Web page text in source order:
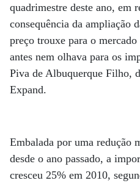
quadrimestre deste ano, em
consequência da ampliação
preço trouxe para o
antes nem olhava para os
Piva de Albuquerque Filho,
Expand.
Embalada por uma redução
desde o ano passado, a
cresceu 25% em 2010,